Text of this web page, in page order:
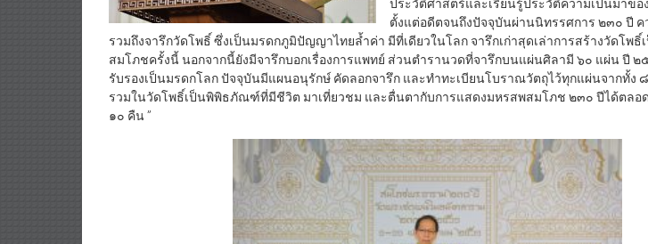
ประวัติศาสตร์และเรียนรู้ประวัติความเป็นมาขอ
ตั้งแต่อดีตจนถึงปัจจุบันผ่านนิทรรศการ ๒๓๐ ปี ค
รวมถึงจารึกวัดโพธิ์ ซึ่งเป็นมรดกภูมิปัญญาไทยล้ำค่า มีที่เดียวในโลก จารึกเก่าสุดเล่าการสร้างวัดโพธิ์
สมโภชครั้งนี้ นอกจากนี้ยังมีจารึกบอกเรื่องการแพทย์ ส่วนตำรานวดที่จารึกบนแผ่นศิลามี ๖๐ แผ่น ปี
รับรองเป็นมรดกโลก ปัจจุบันมีแผนอนุรักษ์ คัดลอกจารึก และทำทะเบียนโบราณวัตถุไว้ทุกแผ่นจากทั้ง
รวมในวัดโพธิ์เป็นพิพิธภัณฑ์ที่มีชีวิต มาเที่ยวชม และตื่นตากับการแสดงมหรสพสมโภช ๒๓๐ ปีได้ตลอ
๑๐ คืน ”